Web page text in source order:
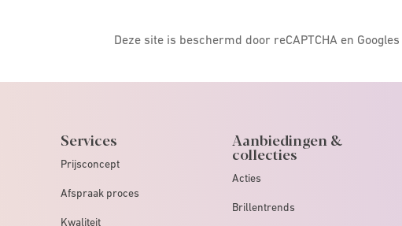
Deze site is beschermd door reCAPTCHA en Googles
Services
Prijsconcept
Afspraak proces
Kwaliteit
Aanbiedingen &
collecties
Acties
Brillentrends